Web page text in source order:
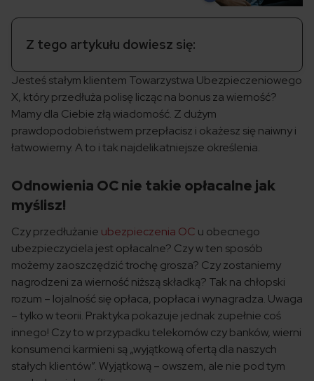
Z tego artykułu dowiesz się:
Jesteś stałym klientem Towarzystwa Ubezpieczeniowego
X, który przedłuża polisę licząc na bonus za wierność?
Mamy dla Ciebie złą wiadomość. Z dużym
prawdopodobieństwem przepłacisz i okażesz się naiwny i
łatwowierny. A to i tak najdelikatniejsze określenia.
Odnowienia OC nie takie opłacalne jak
myślisz!
Czy przedłużanie ubezpieczenia OC u obecnego
ubezpieczyciela jest opłacalne? Czy w ten sposób
możemy zaoszczędzić trochę grosza? Czy zostaniemy
nagrodzeni za wierność niższą składką? Tak na chłopski
rozum – lojalność się opłaca, popłaca i wynagradza. Uwaga
– tylko w teorii. Praktyka pokazuje jednak zupełnie coś
innego! Czy to w przypadku telekomów czy banków, wierni
konsumenci karmieni są „wyjątkową ofertą dla naszych
stałych klientów”. Wyjątkową – owszem, ale nie pod tym